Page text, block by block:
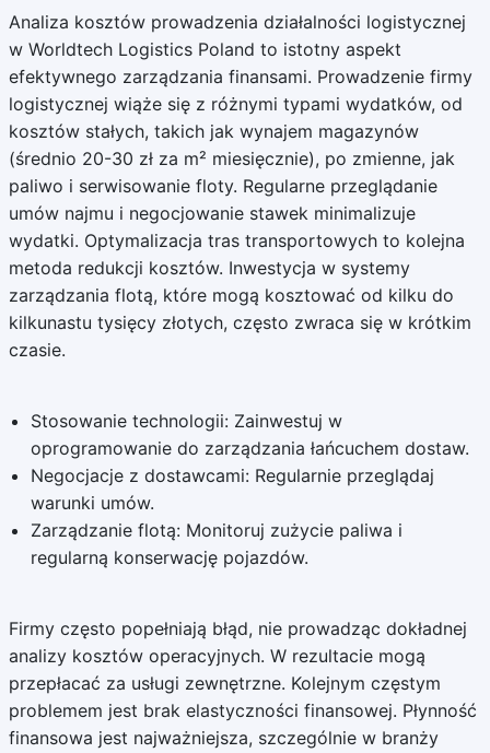
Analiza kosztów prowadzenia działalności logistycznej
w Worldtech Logistics Poland to istotny aspekt
efektywnego zarządzania finansami. Prowadzenie firmy
logistycznej wiąże się z różnymi typami wydatków, od
kosztów stałych, takich jak wynajem magazynów
(średnio 20-30 zł za m² miesięcznie), po zmienne, jak
paliwo i serwisowanie floty. Regularne przeglądanie
umów najmu i negocjowanie stawek minimalizuje
wydatki. Optymalizacja tras transportowych to kolejna
metoda redukcji kosztów. Inwestycja w systemy
zarządzania flotą, które mogą kosztować od kilku do
kilkunastu tysięcy złotych, często zwraca się w krótkim
czasie.
Stosowanie technologii: Zainwestuj w
oprogramowanie do zarządzania łańcuchem dostaw.
Negocjacje z dostawcami: Regularnie przeglądaj
warunki umów.
Zarządzanie flotą: Monitoruj zużycie paliwa i
regularną konserwację pojazdów.
Firmy często popełniają błąd, nie prowadząc dokładnej
analizy kosztów operacyjnych. W rezultacie mogą
przepłacać za usługi zewnętrzne. Kolejnym częstym
problemem jest brak elastyczności finansowej. Płynność
finansowa jest najważniejsza, szczególnie w branży